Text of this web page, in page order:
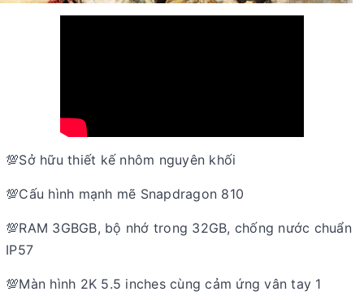
💯Sở hữu thiết kế nhôm nguyên khối
💯Cấu hình mạnh mẽ Snapdragon 810
💯RAM 3GBGB, bộ nhớ trong 32GB, chống nước chuẩn
IP57
💯Màn hình 2K 5.5 inches cùng cảm ứng vân tay 1